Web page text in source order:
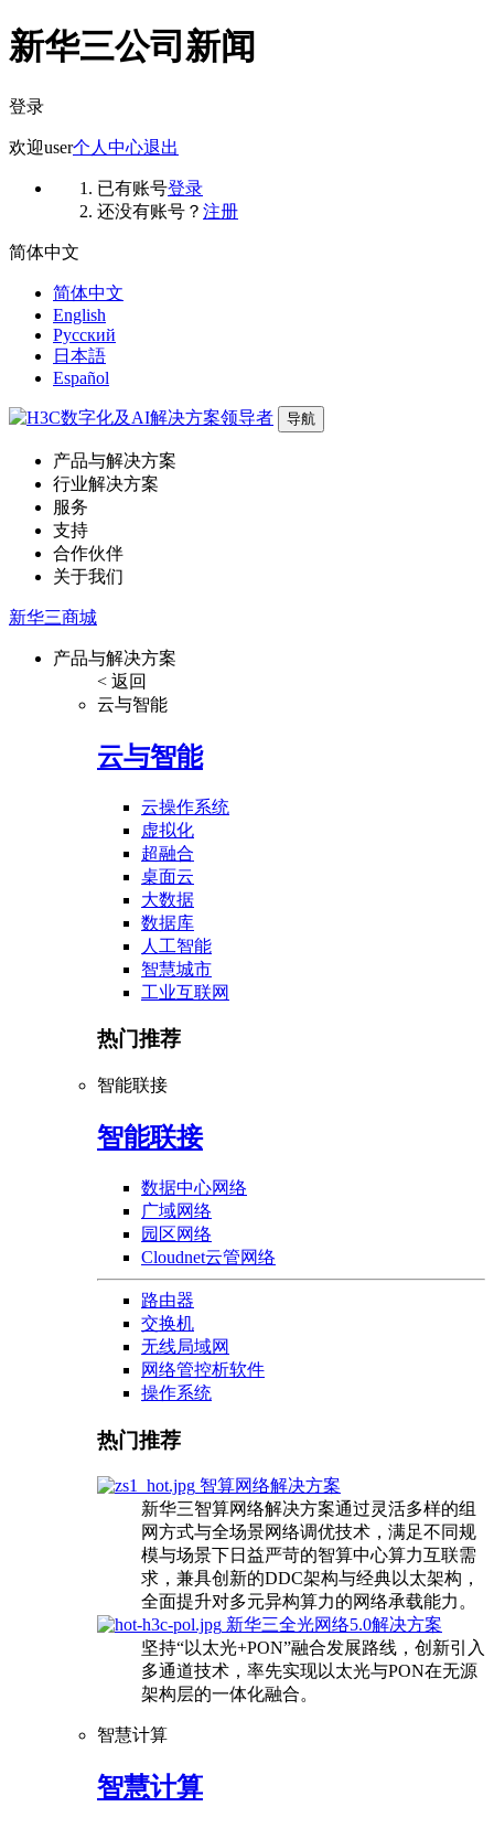
新华三公司新闻
登录
欢迎user个人中心退出
已有账号登录
还没有账号？ 注册
简体中文
简体中文
English
Русский
日本語
Español
导航
产品与解决方案
行业解决方案
服务
支持
合作伙伴
关于我们
新华三商城
产品与解决方案
< 返回
云与智能
云与智能
云操作系统
虚拟化
超融合
桌面云
大数据
数据库
人工智能
智慧城市
工业互联网
热门推荐
智能联接
智能联接
数据中心网络
广域网络
园区网络
Cloudnet云管网络
路由器
交换机
无线局域网
网络管控析软件
操作系统
热门推荐
智算网络解决方案
新华三智算网络解决方案通过灵活多样的组
网方式与全场景网络调优技术，满足不同规
模与场景下日益严苛的智算中心算力互联需
求，兼具创新的DDC架构与经典以太架构，
全面提升对多元异构算力的网络承载能力。
新华三全光网络5.0解决方案
坚持“以太光+PON”融合发展路线，创新引入
多通道技术，率先实现以太光与PON在无源
架构层的一体化融合。
智慧计算
智慧计算